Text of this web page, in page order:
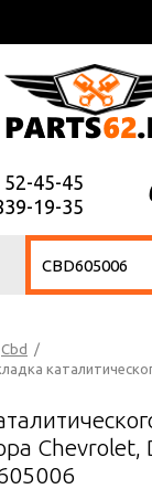
52-45-45
19-35
Cbd
/
Chevrolet,